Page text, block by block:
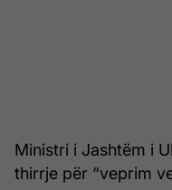
Ministri i Jashtëm i
thirrje për “veprim